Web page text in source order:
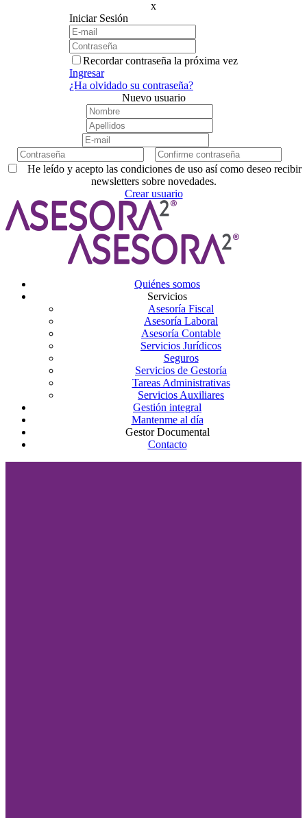
x
Iniciar Sesión
Recordar contraseña la próxima vez
Ingresar
¿Ha olvidado su contraseña?
Nuevo usuario
He leído y acepto las condiciones de uso así como deseo recibir
newsletters sobre novedades.
Crear usuario
Quiénes somos
Servicios
Asesoría Fiscal
Asesoría Laboral
Asesoría Contable
Servicios Jurídicos
Seguros
Servicios de Gestoría
Tareas Administrativas
Servicios Auxiliares
Gestión integral
Mantenme al día
Gestor Documental
Contacto